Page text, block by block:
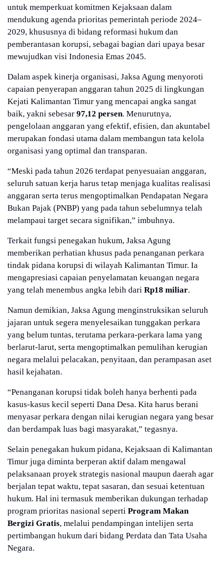
untuk memperkuat komitmen Kejaksaan dalam
mendukung agenda prioritas pemerintah periode 2024–
2029, khususnya di bidang reformasi hukum dan
pemberantasan korupsi, sebagai bagian dari upaya besar
mewujudkan visi Indonesia Emas 2045.
Dalam aspek kinerja organisasi, Jaksa Agung menyoroti
capaian penyerapan anggaran tahun 2025 di lingkungan
Kejati Kalimantan Timur yang mencapai angka sangat
baik, yakni sebesar 97,12 persen. Menurutnya,
pengelolaan anggaran yang efektif, efisien, dan akuntabel
merupakan fondasi utama dalam membangun tata kelola
organisasi yang optimal dan transparan.
“Meski pada tahun 2026 terdapat penyesuaian anggaran,
seluruh satuan kerja harus tetap menjaga kualitas realisasi
anggaran serta terus mengoptimalkan Pendapatan Negara
Bukan Pajak (PNBP) yang pada tahun sebelumnya telah
melampaui target secara signifikan,” imbuhnya.
Terkait fungsi penegakan hukum, Jaksa Agung
memberikan perhatian khusus pada penanganan perkara
tindak pidana korupsi di wilayah Kalimantan Timur. Ia
mengapresiasi capaian penyelamatan keuangan negara
yang telah menembus angka lebih dari Rp18 miliar.
Namun demikian, Jaksa Agung menginstruksikan seluruh
jajaran untuk segera menyelesaikan tunggakan perkara
yang belum tuntas, terutama perkara-perkara lama yang
berlarut-larut, serta mengoptimalkan pemulihan kerugian
negara melalui pelacakan, penyitaan, dan perampasan aset
hasil kejahatan.
“Penanganan korupsi tidak boleh hanya berhenti pada
kasus-kasus kecil seperti Dana Desa. Kita harus berani
menyasar perkara dengan nilai kerugian negara yang besar
dan berdampak luas bagi masyarakat,” tegasnya.
Selain penegakan hukum pidana, Kejaksaan di Kalimantan
Timur juga diminta berperan aktif dalam mengawal
pelaksanaan proyek strategis nasional maupun daerah agar
berjalan tepat waktu, tepat sasaran, dan sesuai ketentuan
hukum. Hal ini termasuk memberikan dukungan terhadap
program prioritas nasional seperti Program Makan
Bergizi Gratis, melalui pendampingan intelijen serta
pertimbangan hukum dari bidang Perdata dan Tata Usaha
Negara.